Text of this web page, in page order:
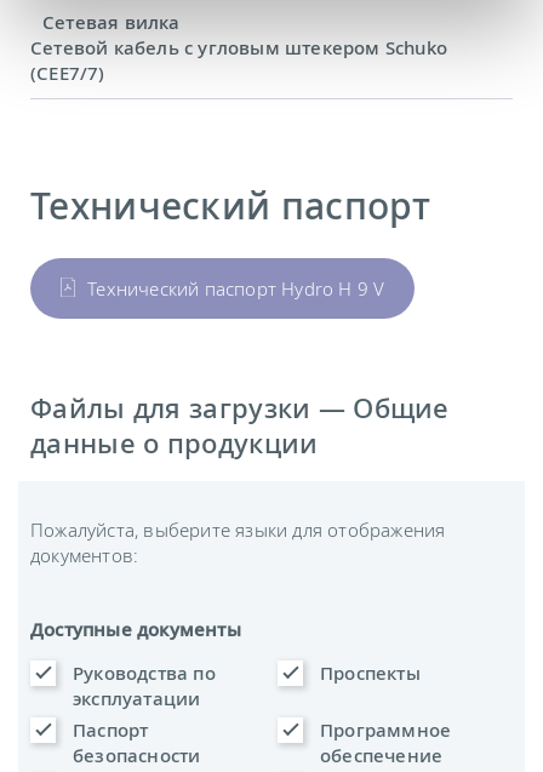
Сетевая вилка
Сетевой кабель с угловым штекером Schuko
(CEE7/7)
Технический паспорт
Технический паспорт Hydro H 9 V
Файлы для загрузки — Общие
данные о продукции
Пожалуйста, выберите языки для отображения
документов:
Доступные документы
Руководства по
эксплуатации
Проспекты
Паспорт
безопасности
Программное
обеспечение